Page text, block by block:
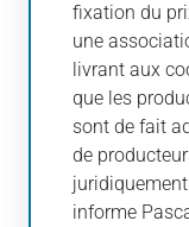
fixation du
une
livrant aux
que les
sont de fait
de
juridiquement
informe